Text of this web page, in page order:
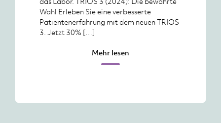
Wahl Erleben Sie eine verbesserte
Patientenerfahrung mit dem neuen TRIOS
3. Jetzt 30% […]
Mehr lesen